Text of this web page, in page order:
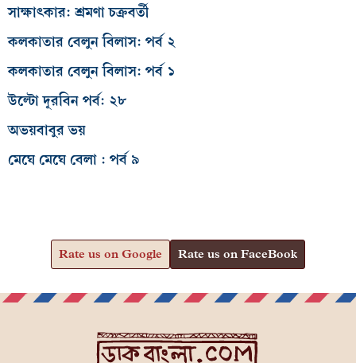
সাক্ষাৎকার: শ্রমণা চক্রবর্তী
কলকাতার বেলুন বিলাস: পর্ব ২
কলকাতার বেলুন বিলাস: পর্ব ১
উল্টো দূরবিন পর্ব: ২৮
অভয়বাবুর ভয়
মেঘে মেঘে বেলা : পর্ব ৯
Rate us on Google Rate us on FaceBook